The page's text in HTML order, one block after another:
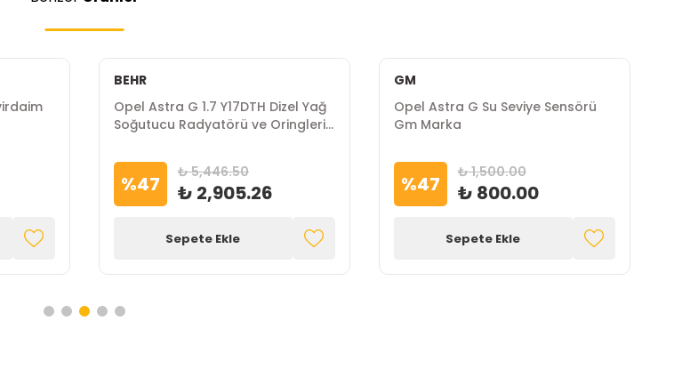
BEHR
Opel Astra G 1.7 Y17DTH Dizel Yağ
Soğutucu Radyatörü ve Oringleri
%47 ₺ 5,446.50
₺ 2,905.26
Sepete Ekle
GM
Opel Astra G Su Seviye Sensörü
Gm Marka
%47 ₺ 1,500.00
₺ 800.00
Sepete Ekle